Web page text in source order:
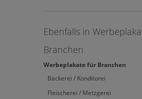
Ebenfalls in
Branchen
Werbeplakate für Branchen
Bäckerei / Konditorei
Fleischerei / Metzgerei